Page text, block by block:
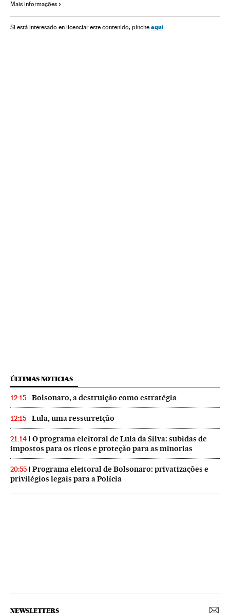
Mais informações
Si está interesado en licenciar este contenido, pinche aquí
ÚLTIMAS NOTICIAS
12:15 Bolsonaro, a destruição como estratégia
12:15 Lula, uma ressurreição
21:14
O programa eleitoral de Lula da Silva: subidas de
impostos para os ricos e proteção para as minorias
20:55
Programa eleitoral de Bolsonaro: privatizações e
privilégios legais para a Polícia
NEWSLETTERS